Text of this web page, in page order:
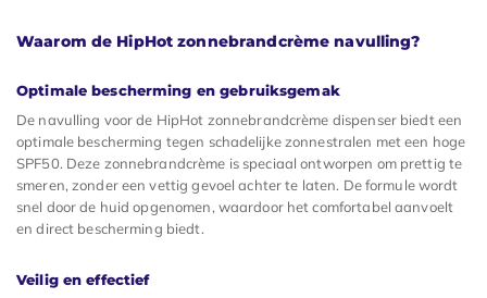
Waarom de HipHot zonnebrandcrème navulling?
Optimale bescherming en gebruiksgemak
De navulling voor de HipHot zonnebrandcrème dispenser biedt een
optimale bescherming tegen schadelijke zonnestralen met een hoge
SPF50. Deze zonnebrandcrème is speciaal ontworpen om prettig te
smeren, zonder een vettig gevoel achter te laten. De formule wordt
snel door de huid opgenomen, waardoor het comfortabel aanvoelt
en direct bescherming biedt.
Veilig en effectief